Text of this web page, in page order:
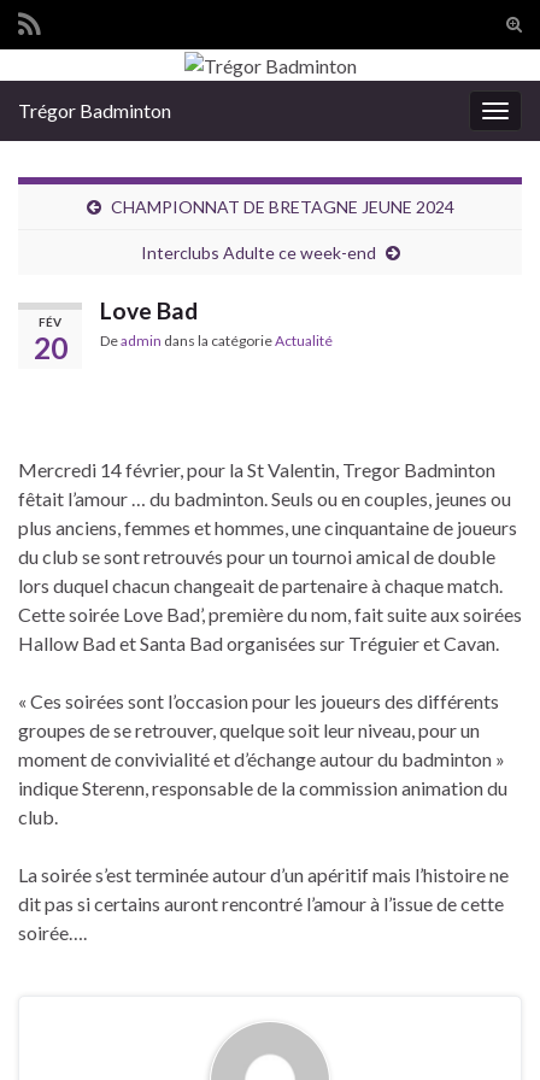
Search for:
Trégor Badminton
CHAMPIONNAT DE BRETAGNE JEUNE 2024
Interclubs Adulte ce week-end
FÉV
20
Love Bad
Deadmin dans la catégorieActualité
Mercredi 14 février, pour la St Valentin, Tregor Badminton
fêtait l’amour … du badminton. Seuls ou en couples, jeunes ou
plus anciens, femmes et hommes, une cinquantaine de joueurs
du club se sont retrouvés pour un tournoi amical de double
lors duquel chacun changeait de partenaire à chaque match.
Cette soirée Love Bad’, première du nom, fait suite aux soirées
Hallow Bad et Santa Bad organisées sur Tréguier et Cavan.
« Ces soirées sont l’occasion pour les joueurs des différents
groupes de se retrouver, quelque soit leur niveau, pour un
moment de convivialité et d’échange autour du badminton »
indique Sterenn, responsable de la commission animation du
club.
La soirée s’est terminée autour d’un apéritif mais l’histoire ne
dit pas si certains auront rencontré l’amour à l’issue de cette
soirée….